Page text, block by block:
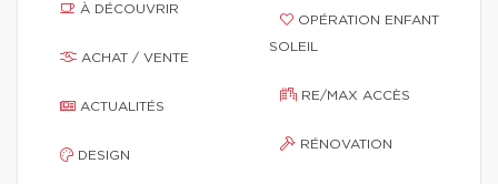
À DÉCOUVRIR
ACHAT / VENTE
ACTUALITÉS
DESIGN
SOLEIL
RE/MAX ACCÈS
RÉNOVATION